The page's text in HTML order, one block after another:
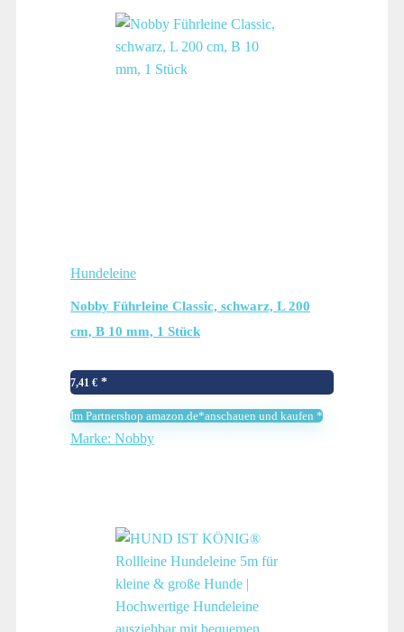
Hundeleine
Nobby Führleine Classic, schwarz, L 200
cm, B 10 mm, 1 Stück
7,41 €
Im Partnershop amazon.de*anschauen und kaufen *
Marke: Nobby